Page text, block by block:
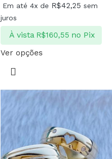
Em até 4x de R$42,25 sem
juros
À vista R$160,55 no Pix
Ver opções